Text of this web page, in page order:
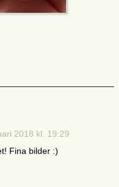
2018 kl. 19:29
Fina bilder :)